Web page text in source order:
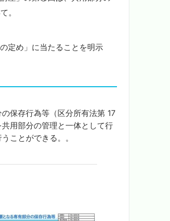
。
定め」に当たることを明示
保存行為等（区分所有法第 17
用部分の管理と一体として行
ことができる。。